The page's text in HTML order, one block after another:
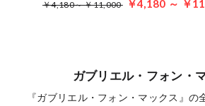
￥4,180～ ￥11,000 ￥4,180 ～ ￥
ガブリエル・フォン・
『ガブリエル・フォン・マックス』の